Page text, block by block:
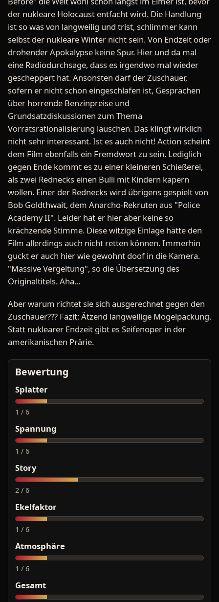
der nukleare Holocaust entfacht wird. Die Handlung
ist so was von langweilig und trist, schlimmer kann
selbst der nukleare Winter nicht sein. Von Endzeit oder
drohender Apokalypse keine Spur. Hier und da mal
eine Radiodurchsage, dass es irgendwo mal wieder
gescheppert hat. Ansonsten darf der Zuschauer,
sofern er nicht schon eingeschlafen ist, Gesprächen
über horrende Benzinpreise und
Grundsatzdiskussionen zum Thema
Vorratsrationalisierung lauschen. Das klingt wirklich
nicht sehr interessant. Ist es auch nicht! Action scheint
dem Film ebenfalls ein Fremdwort zu sein. Lediglich
gegen Ende kommt es zu einer kleineren Schießerei,
als zwei Rednecks einen Bulli mit Kindern kapern
wollen. Einer der Rednecks wird übrigens gespielt von
Bob Goldthwait, dem Anarcho-Rekruten aus "Police
Academy II". Leider hat er hier aber keine so
krächzende Stimme. Diese witzige Einlage hätte den
Film allerdings auch nicht retten können. Immerhin
guckt er auch hier wie gewohnt doof in die Kamera.
"Massive Vergeltung", so die Übersetzung des
Originaltitels. Aha...
Aber warum richtet sie sich ausgerechnet gegen den
Zuschauer??? Fazit: Ätzend langweilige Mogelpackung.
Statt nuklearer Endzeit gibt es Seifenoper in der
amerikanischen Prärie.
Bewertung
Splatter
1 / 6
Spannung
1 / 6
Story
2 / 6
Ekelfaktor
1 / 6
Atmosphäre
1 / 6
Gesamt